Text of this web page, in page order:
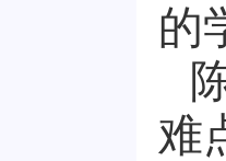
的
难